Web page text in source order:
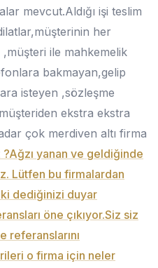
mevcut.Aldığı işi teslim
her
ile mahkemelik
bakmayan,gelip
isteyen ,sözleşme
ekstra ekstra
çok merdiven altı firma
yanan ve geldiğinde
Lütfen bu firmalardan
dediğinizi duyar
öne çıkıyor.Siz siz
referanslarını
o firma için neler